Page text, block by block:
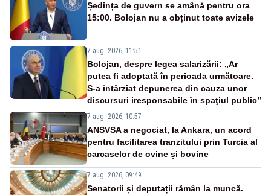
Ședința de guvern se amână pentru ora
15:00. Bolojan nu a obținut toate avizele
7 aug. 2026, 11:51
Bolojan, despre legea salarizării: „Ar
putea fi adoptată în perioada următoare.
S-a întârziat depunerea din cauza unor
discursuri iresponsabile în spaţiul public”
7 aug. 2026, 10:57
ANSVSA a negociat, la Ankara, un acord
pentru facilitarea tranzitului prin Turcia al
carcaselor de ovine și bovine
7 aug. 2026, 09:49
Senatorii și deputații rămân la muncă.